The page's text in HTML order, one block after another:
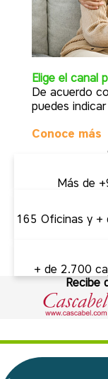
Elige el canal
De acuerdo
puedes
Conoce más
Más de
165 Oficinas y +
+ de 2.700
Recibe